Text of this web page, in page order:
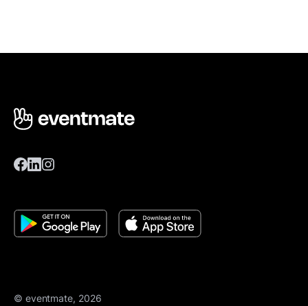
© eventmate, 2026